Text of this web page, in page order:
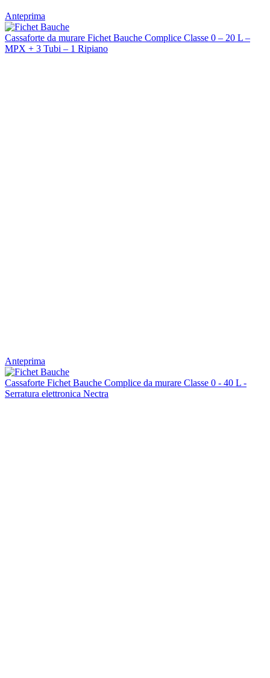
Anteprima
Cassaforte da murare Fichet Bauche Complice Classe 0 – 20 L –
MPX + 3 Tubi – 1 Ripiano
Anteprima
Cassaforte Fichet Bauche Complice da murare Classe 0 - 40 L -
Serratura elettronica Nectra